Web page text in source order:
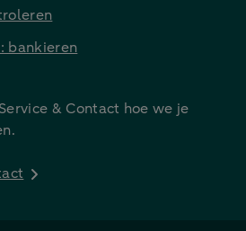
bankieren
& Contact hoe we je